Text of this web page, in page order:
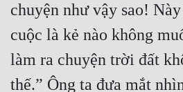
chuyện như vậy sao!
cuộc là kẻ nào không
làm ra chuyện trời đất
thế.” Ông ta đưa mắt